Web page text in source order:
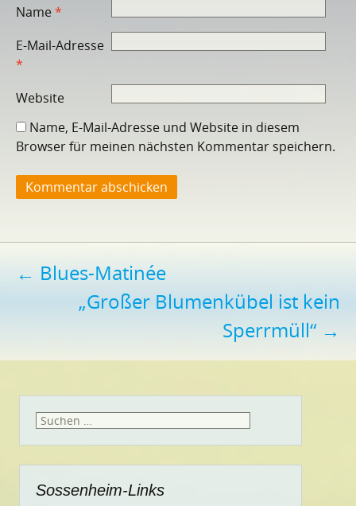
Name*
E-Mail-Adresse
*
Website
Name, E-Mail-Adresse und Website in diesem
Browser für meinen nächsten Kommentar speichern.
Beitragsnavigation
← Blues-Matinée
„Großer Blumenkübel ist kein
Sperrmüll“ →
Suchen
Sossenheim-Links